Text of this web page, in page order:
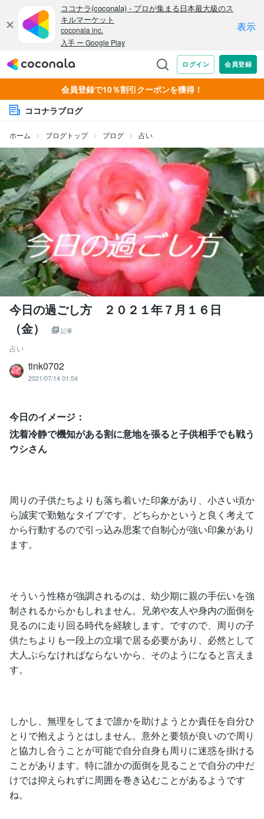
会員登録で10％割引クーポンを獲得！
ココナラブログ
ホーム ブログトップ ブログ 占い
今日の過ごし方 ２０２１年７月１６日
（金）
記事
占い
tink0702
2021/07/14 01:54
今日のイメージ：
沈着冷静で機知がある割に意地を張ると子供相手でも戦う
ウシさん
周りの子供たちよりも落ち着いた印象があり、小さい頃か
ら誠実で勤勉なタイプです。どちらかというと良く考えて
から行動するので引っ込み思案で自制心が強い印象があり
ます。
そういう性格が強調されるのは、幼少期に親の手伝いを強
制されるからかもしれません。兄弟や友人や身内の面倒を
見るのに走り回る時代を経験します。ですので、周りの子
供たちよりも一段上の立場で居る必要があり、必然として
大人ぶらなければならないから、そのようになると言えま
す。
しかし、無理をしてまで誰かを助けようとか責任を自分ひ
とりで抱えようとはしません。意外と要領が良いので周り
と協力し合うことが可能で自分自身も周りに迷惑を掛ける
ことがあります。特に誰かの面倒を見ることで自分の中だ
けでは抑えられずに周囲を巻き込むことがあるようです
ね。